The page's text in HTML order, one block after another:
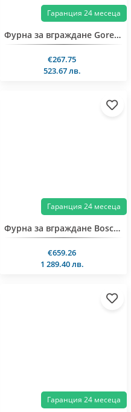
Гаранция 24 месеца
Фурна за вграждане Gorenje BO6735E02XK0
€267.75
523.67 лв.
Гаранция 24 месеца
Фурна за вграждане Bosch HBG578EB3
€659.26
1 289.40 лв.
Гаранция 24 месеца